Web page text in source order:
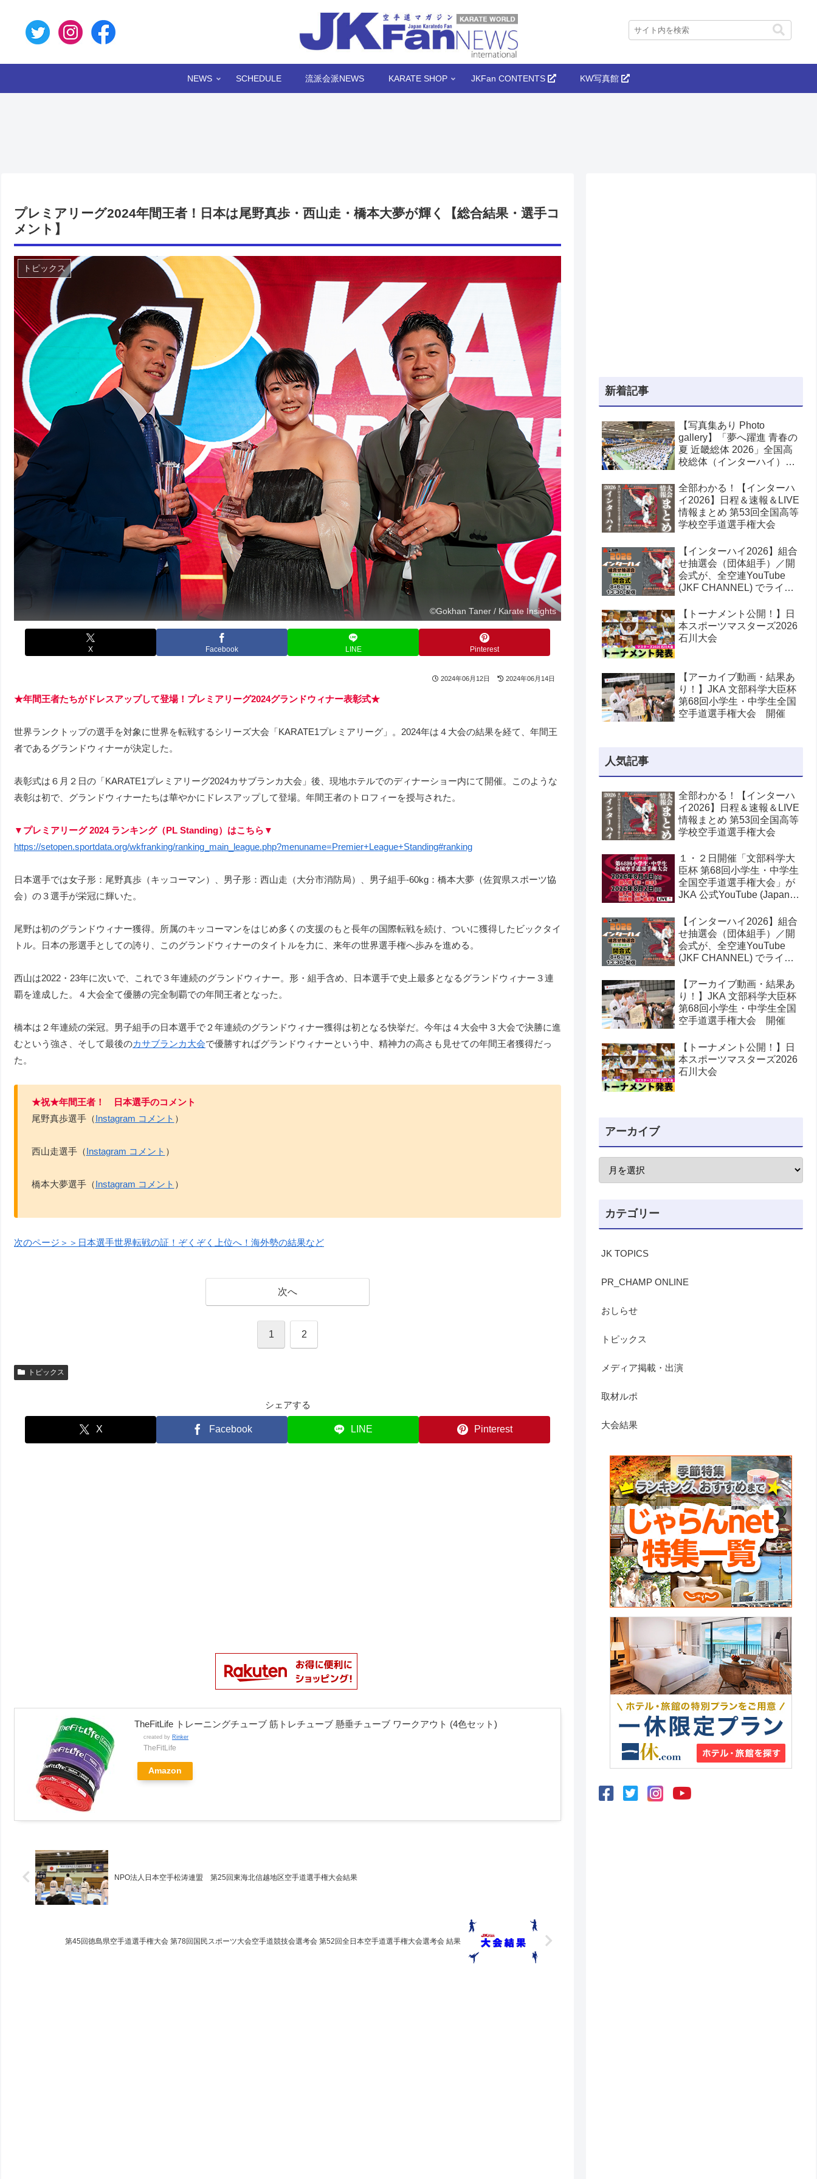
NEWS SCHEDULE 流派会派NEWS KARATE SHOP JKFan CONTENTS KW写真館
プレミアリーグ2024年間王者！日本は尾野真歩・西山走・橋本大夢が輝く【総合結果・選手コ
メント】
トピックス
©️Gokhan Taner / Karate Insights
X Facebook LINE Pinterest
2024年06月12日 2024年06月14日
★年間王者たちがドレスアップして登場！プレミアリーグ2024グランドウィナー表彰式★
世界ランクトップの選手を対象に世界を転戦するシリーズ大会「KARATE1プレミアリーグ」。2024年は４大会の結果を経て、年間王
者であるグランドウィナーが決定した。
表彰式は６月２日の「KARATE1プレミアリーグ2024カサブランカ大会」後、現地ホテルでのディナーショー内にて開催。このような
表彰は初で、グランドウィナーたちは華やかにドレスアップして登場。年間王者のトロフィーを授与された。
▼プレミアリーグ 2024 ランキング（PL Standing）はこちら▼
https://setopen.sportdata.org/wkfranking/ranking_main_league.php?menuname=Premier+League+Standing#ranking
日本選手では女子形：尾野真歩（キッコーマン）、男子形：西山走（大分市消防局）、男子組手-60kg：橋本大夢（佐賀県スポーツ協
会）の３選手が栄冠に輝いた。
尾野は初のグランドウィナー獲得。所属のキッコーマンをはじめ多くの支援のもと長年の国際転戦を続け、ついに獲得したビックタイ
トル。日本の形選手としての誇り、このグランドウィナーのタイトルを力に、来年の世界選手権へ歩みを進める。
西山は2022・23年に次いで、これで３年連続のグランドウィナー。形・組手含め、日本選手で史上最多となるグランドウィナー３連
覇を達成した。４大会全て優勝の完全制覇での年間王者となった。
橋本は２年連続の栄冠。男子組手の日本選手で２年連続のグランドウィナー獲得は初となる快挙だ。今年は４大会中３大会で決勝に進
むという強さ、そして最後のカサブランカ大会で優勝すればグランドウィナーという中、精神力の高さも見せての年間王者獲得だっ
た。
★祝★年間王者！ 日本選手のコメント
尾野真歩選手（Instagram コメント ）
西山走選手（Instagram コメント ）
橋本大夢選手（Instagram コメント ）
次のページ＞＞日本選手世界転戦の証！ぞくぞく上位へ！海外勢の結果など
次へ
1 2
トピックス
シェアする
X Facebook LINE Pinterest
TheFitLife トレーニングチューブ 筋トレチューブ 懸垂チューブ ワークアウト (4色セット)
created by Rinker
TheFitLife
Amazon
NPO法人日本空手松涛連盟 第25回東海北信越地区空手道選手権大会結果
第45回徳島県空手道選手権大会 第78回国民スポーツ大会空手道競技会選考会 第52回全日本空手道選手権大会選考会 結果
新着記事
【写真集あり Photo
gallery】「夢へ躍進 青春の
夏 近畿総体 2026」全国高
校総体（インターハイ）空
開幕！
全部わかる！【インターハ
イ2026】日程＆速報＆LIVE
情報まとめ 第53回全国高等
学校空手道選手権大会
【インターハイ2026】組合
せ抽選会（団体組手）／開
会式が、全空連YouTube
(JKF CHANNEL) でライブ
高等学校空手道選手権大会
【トーナメント公開！】日
本スポーツマスターズ2026
石川大会
【アーカイブ動画・結果あ
り！】JKA 文部科学大臣杯
第68回小学生・中学生全国
空手道選手権大会 開催
人気記事
全部わかる！【インターハ
イ2026】日程＆速報＆LIVE
情報まとめ 第53回全国高等
学校空手道選手権大会
１・２日開催「文部科学大
臣杯 第68回小学生・中学生
全国空手道選手権大会」が
JKA 公式YouTube (Japan
団法人日本空手協会) でラ
イブ配信されます！
【インターハイ2026】組合
せ抽選会（団体組手）／開
会式が、全空連YouTube
(JKF CHANNEL) でライブ
高等学校空手道選手権大会
【アーカイブ動画・結果あ
り！】JKA 文部科学大臣杯
第68回小学生・中学生全国
空手道選手権大会 開催
【トーナメント公開！】日
本スポーツマスターズ2026
石川大会
アーカイブ
カテゴリー
JK TOPICS
PR_CHAMP ONLINE
おしらせ
トピックス
メディア掲載・出演
取材ルポ
大会結果